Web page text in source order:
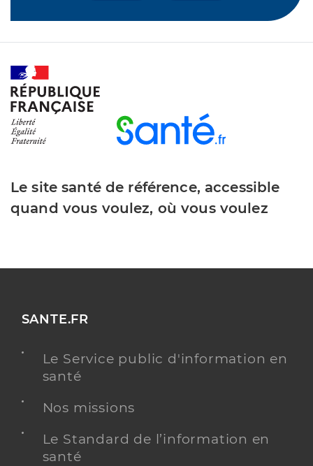
Le site santé de référence, accessible
quand vous voulez, où vous voulez
SANTE.FR
Le Service public d'information en
santé
Nos missions
Le Standard de l’information en
santé